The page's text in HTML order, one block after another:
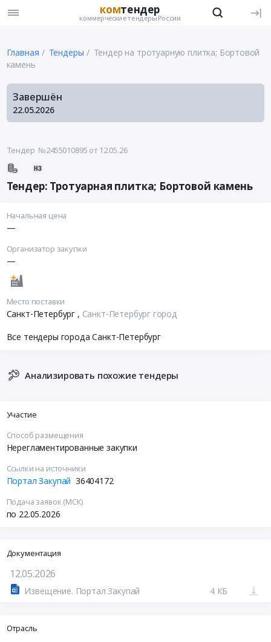
комтендер
коммерческие тендеры России
Главная Тендеры
Тендер на тротуарную плитка; Бортовой
камень
Завершён
22.05.2026
Тендер №2455010895 от 12.05.26
Тендер: Тротуарная плитка; Бортовой камень
Начальная цена
—
Организатор закупки
—
Место поставки
Санкт-Петербург , Санкт-Петербург город
Все тендеры города Санкт-Петербург
Анализировать похожие тендеры
Участие
Способ размещения
Нерегламентированные закупки
Ссылки на источники
Портал Закупай 36404172
Подача заявок (МСК)
по 22.05.2026
Документация
12.05.2026
Извещение. Портал Закупай 4 КБ
Отрасль